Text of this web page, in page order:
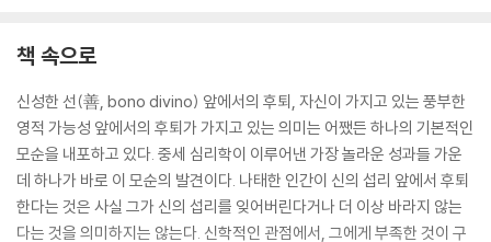
책 속으로
신성한 선(善, bono divino) 앞에서의 후퇴, 자신이 가지고 있는 풍부한
영적 가능성 앞에서의 후퇴가 가지고 있는 의미는 어쨌든 하나의 기본적인
모순을 내포하고 있다. 중세 심리학이 이루어낸 가장 놀라운 성과들 가운
데 하나가 바로 이 모순의 발견이다. 나태한 인간이 신의 섭리 앞에서 후퇴
한다는 것은 사실 그가 신의 섭리를 잊어버린다거나 더 이상 바라지 않는
다는 것을 의미하지는 않는다. 신학적인 관점에서, 그에게 부족한 것이 구